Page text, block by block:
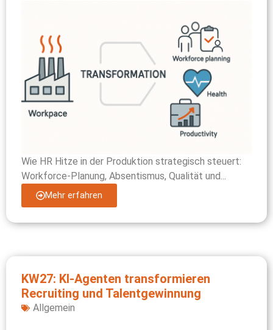
Wie HR Hitze in der Produktion strategisch steuert:
Workforce-Planung, Absentismus, Qualität und...
Mehr erfahren
KW27: KI-Agenten transformieren
Recruiting und Talentgewinnung
Allgemein